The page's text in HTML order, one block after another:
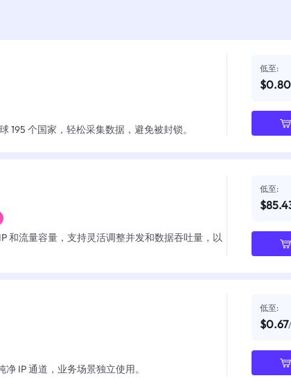
195 个国家，轻松采集数据，避免被封锁。
低至:
$0.80
和流量容量，支持灵活调整并发和数据吞吐量，以
低至:
IP 通道，业务场景独立使用。
低至:
$0.67